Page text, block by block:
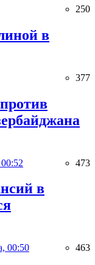
250
в
377
473
в
00:50 463